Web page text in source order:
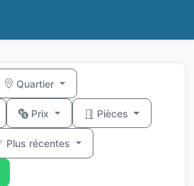
Quartier
Prix Pièces
Plus récentes